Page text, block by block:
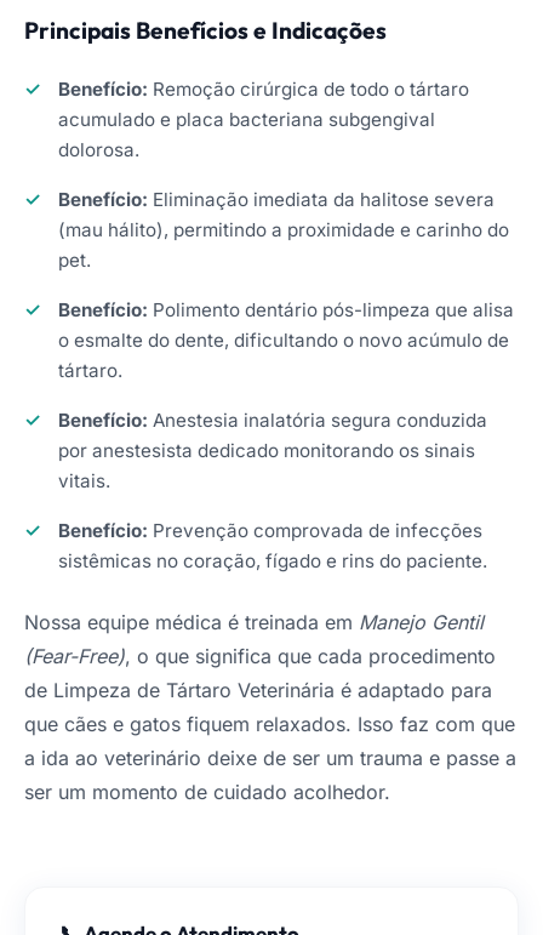
Principais Benefícios e Indicações
Benefício: Remoção cirúrgica de todo o tártaro
acumulado e placa bacteriana subgengival
dolorosa.
Benefício: Eliminação imediata da halitose severa
(mau hálito), permitindo a proximidade e carinho do
pet.
Benefício: Polimento dentário pós-limpeza que alisa
o esmalte do dente, dificultando o novo acúmulo de
tártaro.
Benefício: Anestesia inalatória segura conduzida
por anestesista dedicado monitorando os sinais
vitais.
Benefício: Prevenção comprovada de infecções
sistêmicas no coração, fígado e rins do paciente.
Nossa equipe médica é treinada em Manejo Gentil
(Fear-Free), o que significa que cada procedimento
de Limpeza de Tártaro Veterinária é adaptado para
que cães e gatos fiquem relaxados. Isso faz com que
a ida ao veterinário deixe de ser um trauma e passe a
ser um momento de cuidado acolhedor.